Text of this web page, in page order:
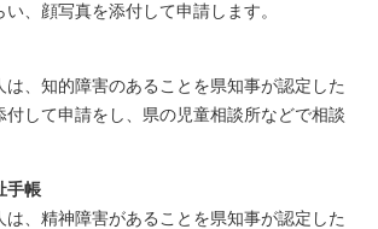
、顔写真を添付して申請します。
は、知的障害のあることを県知事が認定した
付して申請をし、県の児童相談所などで相談
手帳
は、精神障害があることを県知事が認定した